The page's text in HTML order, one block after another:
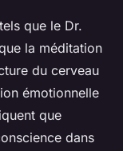
que le Dr.
la méditation
du cerveau
émotionnelle
que
dans